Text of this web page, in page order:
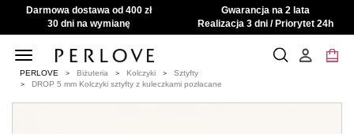
Darmowa dostawa od 400 zł
Gwarancja na 2 lata
30 dni na wymianę
Realizacja 3 dni / Priorytet 24h
Toggle
navigation
PERLOVE Biżuteria Kolczyki
Sztyfty
DROP 5 mm Kolczyki sztyfty z kuleczkami pozłacane